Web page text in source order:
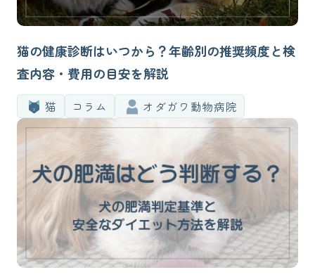
猫の健康診断はいつから？年齢別の推奨頻度と検
査内容・費用の目安を解説
猫 コラム オダガワ動物病院